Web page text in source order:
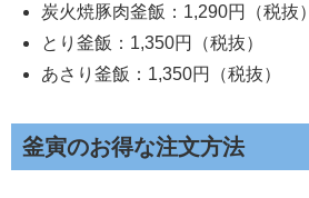
炭火焼豚肉釜飯：1,290円（税抜）
とり釜飯：1,350円（税抜）
あさり釜飯：1,350円（税抜）
釜寅のお得な注文方法